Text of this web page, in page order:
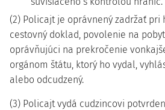
(2) Policajt je oprávnený zadržať pri
cestovný doklad, povolenie na
oprávňujúci na prekročenie
orgánom štátu, ktorý ho vydal,
alebo odcudzený.
(3) Policajt vydá cudzincovi